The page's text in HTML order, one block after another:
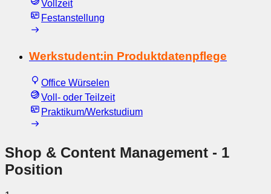
Vollzeit
Festanstellung
Werkstudent:in Produktdatenpflege
Office Würselen
Voll- oder Teilzeit
Praktikum/Werkstudium
Shop & Content Management - 1
Position